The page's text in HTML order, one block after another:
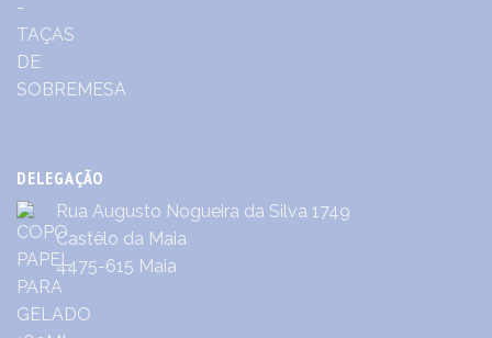
DELEGAÇÃO
Rua Augusto Nogueira da Silva 1749
Castêlo da Maia
4475-615 Maia